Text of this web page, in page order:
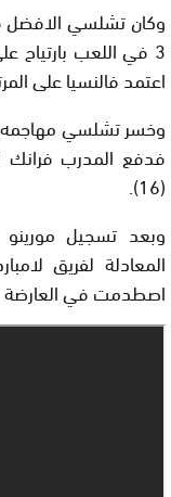
3 في اللعب
اعتمد فالنسيا على
وخسر تشلسي مهاجمه
فدفع المدرب فرانك
(16).
وبعد تسجيل
المعادلة لفريق
اصطدمت في العارضة